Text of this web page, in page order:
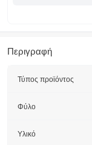
Περιγραφή
Τύπος προϊόντος
Φύλο
Υλικό